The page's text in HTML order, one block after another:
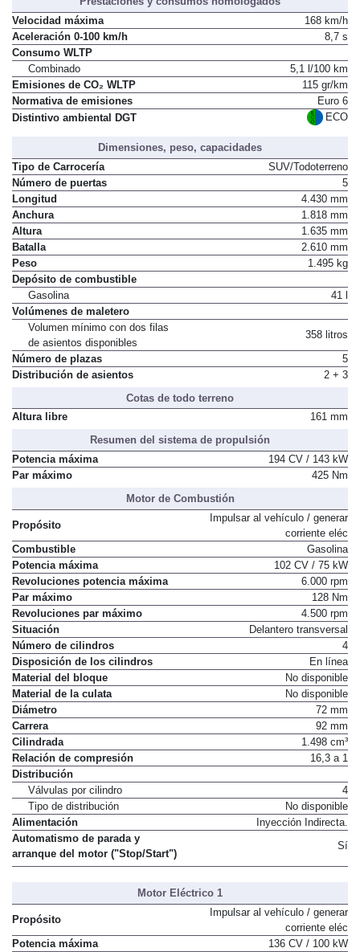
Velocidad máxima
168 km/h
Aceleración 0-100 km/h
8,7 s
Consumo WLTP
Combinado
5,1 l/100 km
Emisiones de CO₂ WLTP
115 gr/km
Normativa de emisiones
Euro 6
Distintivo ambiental DGT
ECO
Dimensiones, peso, capacidades
Tipo de Carrocería
SUV/Todoterreno
Número de puertas
5
Longitud
4.430 mm
Anchura
1.818 mm
Altura
1.635 mm
Batalla
2.610 mm
Peso
1.495 kg
Depósito de combustible
Gasolina
41 l
Volúmenes de maletero
Volumen mínimo con dos filas
de asientos disponibles
358 litros
Número de plazas
5
Distribución de asientos
2 + 3
Cotas de todo terreno
Altura libre
161 mm
Resumen del sistema de propulsión
Potencia máxima
194 CV / 143 kW
Par máximo
425 Nm
Motor de Combustión
Propósito
Impulsar al vehículo / generar
corriente eléc
Combustible
Gasolina
Potencia máxima
102 CV / 75 kW
Revoluciones potencia máxima
6.000 rpm
Par máximo
128 Nm
Revoluciones par máximo
4.500 rpm
Situación
Delantero transversal
Número de cilindros
4
Disposición de los cilindros
En línea
Material del bloque
No disponible
Material de la culata
No disponible
Diámetro
72 mm
Carrera
92 mm
Cilindrada
1.498 cm³
Relación de compresión
16,3 a 1
Distribución
Válvulas por cilindro
4
Tipo de distribución
No disponible
Alimentación
Inyección Indirecta.
Automatismo de parada y
arranque del motor ("Stop/Start")
Sí
Motor Eléctrico 1
Propósito
Impulsar al vehículo / generar
corriente eléc
Potencia máxima
136 CV / 100 kW